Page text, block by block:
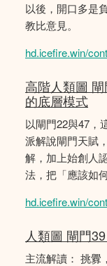
以後，開口多是
教比意見。
hd.icefire.win/
高階人類圖
的底層模式
以閘門22與47，
派解說閘門天賦
解，加上始創人
法，把「應該如
hd.icefire.win/
人類圖 閘門
主流解讀： 挑釁